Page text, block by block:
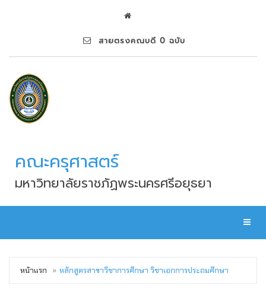
สายตรงคณบดี 0 ฉบับ
คณะครุศาสตร์
มหาวิทยาลัยราชภัฏพระนครศรีอยุธยา
หน้าแรก หลักสูตรสาขาวิชาการศึกษา วิชาเอกการประถมศึกษา